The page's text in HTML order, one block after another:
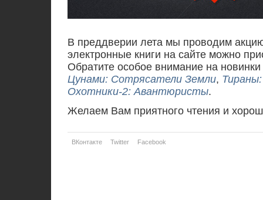
В преддверии лета мы проводим
электронные книги на сайте можно
Обратите особое внимание на
Цунами: Сотрясатели Земли,
Охотники-2: Авантюристы.
Желаем Вам приятного чтения и
ВКонтакте Twitter Facebook